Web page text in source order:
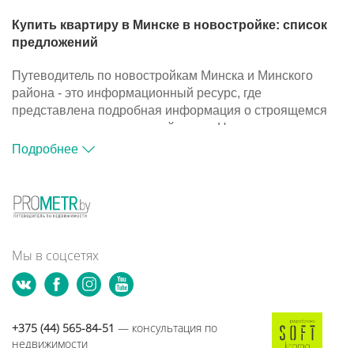
Купить квартиру в Минске в новостройке: список
предложений
Путеводитель по новостройкам Минска и Минского
района - это информационный ресурс, где
представлена подробная информация о строящемся
жилье и компаниях-застройщиках. На портале
размещена база объектов, с помощью которой вы
Путеводитель по новостройкам Минска и Минского
района - это информационный ресурс, где
жилье и компаниях-застройщиках. На портале
размещена база объектов, с помощью которой вы
сможете подобрать подходящий вариант для покупки
Подробнее
Мы в соцсетях
+375 (44) 565-84-51 — консультация по
недвижимости